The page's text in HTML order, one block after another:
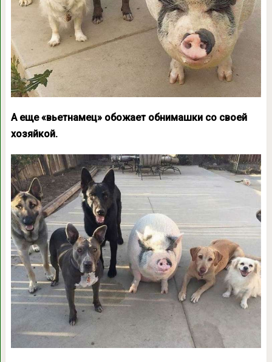
А еще «вьетнамец» обожает обнимашки со своей
хозяйкой.